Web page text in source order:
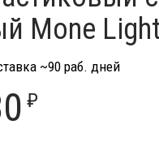
Mone
~90 раб. дней
₽